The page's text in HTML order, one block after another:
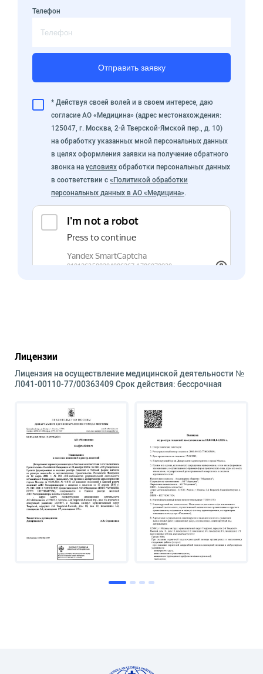
Телефон
Отправить заявку
* Действуя своей волей и в своем интересе, даю
согласие АО «Медицина» (адрес местонахождения:
125047, г. Москва, 2-й Тверской-Ямской пер., д. 10)
на обработку указанных мной персональных данных
в целях оформления заявки на получение обратного
звонка на условиях обработки персональных данных
в соответствии с «Политикой обработки
персональных данных в АО «Медицина».
Лицензии
Лицензия на осуществление медицинской деятельности №
Л041-00110-77/00363409 Срок действия: бессрочная